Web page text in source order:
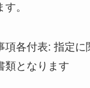
。
項各付表: 指定に
類となります